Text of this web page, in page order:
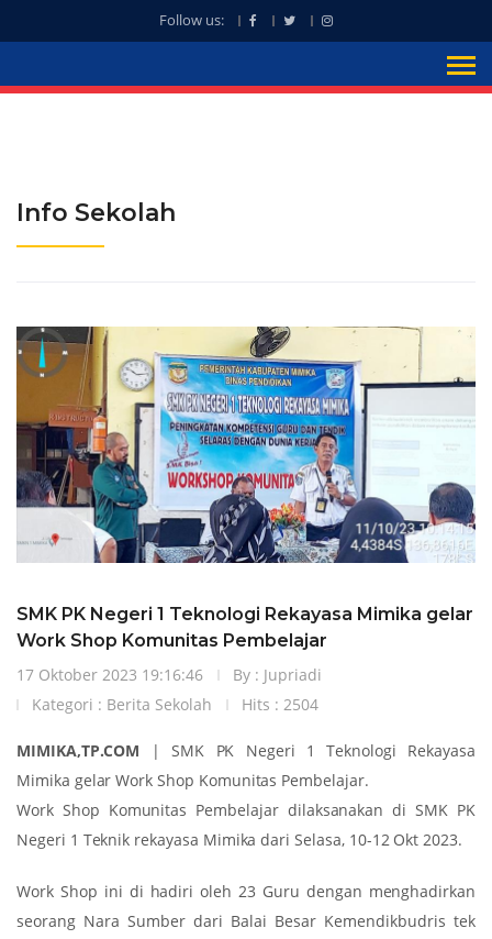
Follow us:
Info Sekolah
SMK PK Negeri 1 Teknologi Rekayasa Mimika gelar
Work Shop Komunitas Pembelajar
17 Oktober 2023 19:16:46
By : Jupriadi
Kategori : Berita Sekolah Hits : 2504
MIMIKA,TP.COM | SMK PK Negeri 1 Teknologi Rekayasa
Mimika gelar Work Shop Komunitas Pembelajar.
Work Shop Komunitas Pembelajar dilaksanakan di SMK PK
Negeri 1 Teknik rekayasa Mimika dari Selasa, 10-12 Okt 2023.
Work Shop ini di hadiri oleh 23 Guru dengan menghadirkan
seorang Nara Sumber dari Balai Besar Kemendikbudris tek